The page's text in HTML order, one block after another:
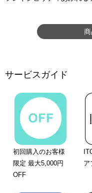
サービスガイド
初回購入のお客様
限定 最大5,000円
OFF
ア